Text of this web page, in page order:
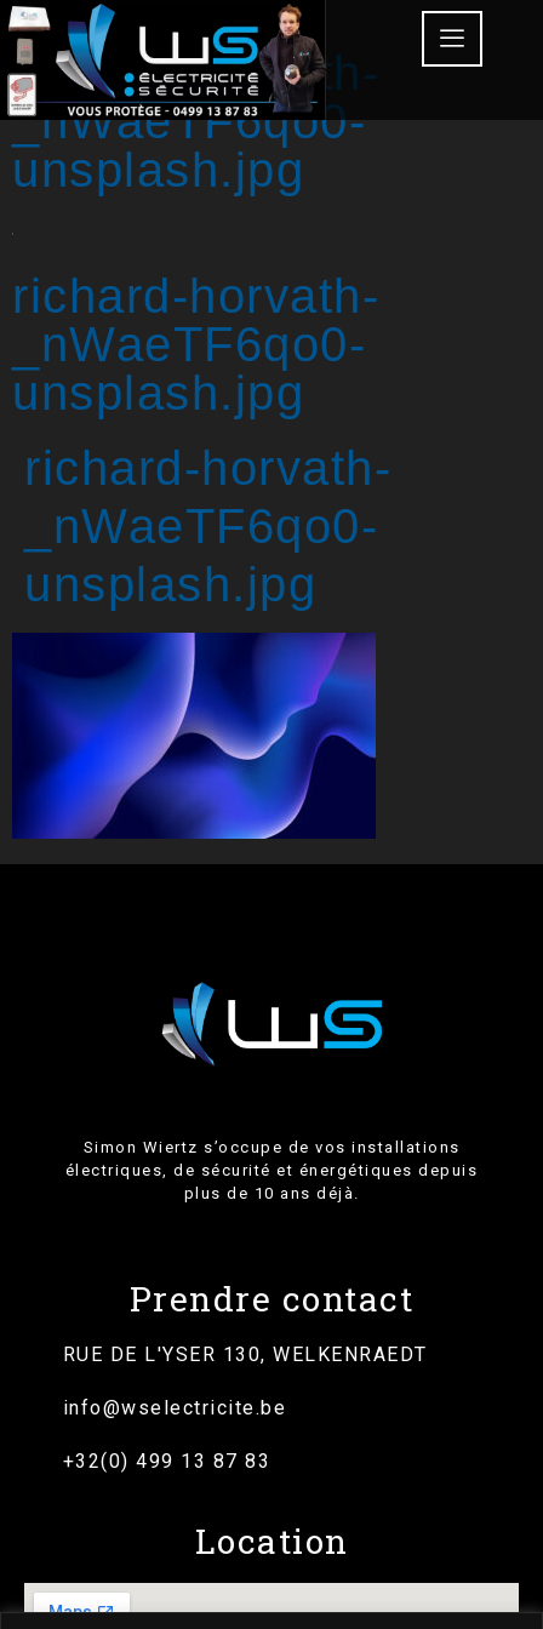
richard-horvath-
_nWaeTF6qo0-
unsplash.jpg
richard-horvath-
_nWaeTF6qo0-
unsplash.jpg
richard-horvath-
_nWaeTF6qo0-
unsplash.jpg
Simon Wiertz s’occupe de vos installations
électriques, de sécurité et énergétiques depuis
plus de 10 ans déjà.
Prendre contact
RUE DE L'YSER 130, WELKENRAEDT
info@wselectricite.be
+32(0) 499 13 87 83
Location